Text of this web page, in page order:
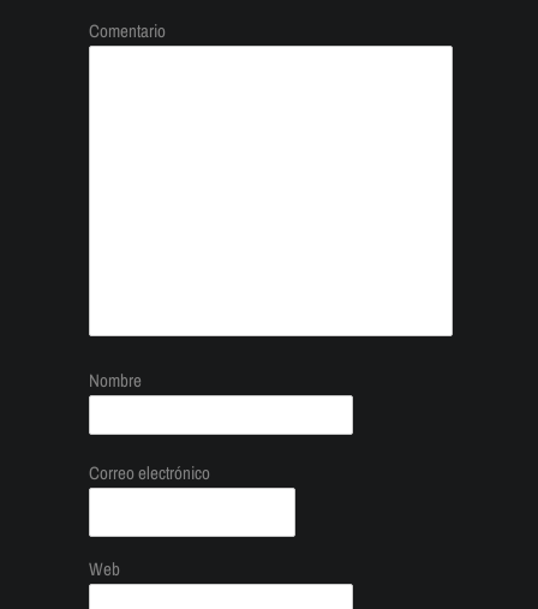
Comentario
Nombre
Correo electrónico
Web